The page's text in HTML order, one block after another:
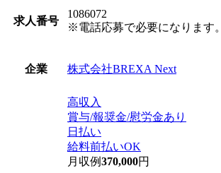
求人番号
1086072
※電話応募で必要になります。
企業 株式会社BREXA Next
高収入
賞与/報奨金/慰労金あり
日払い
給料前払いOK
月収例370,000円